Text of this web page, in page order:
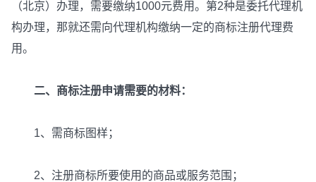
（北京）办理，需要缴纳1000元费用。第2种是委托代理机
构办理，那就还需向代理机构缴纳一定的商标注册代理费
用。
二、商标注册申请需要的材料：
1、需商标图样；
2、注册商标所要使用的商品或服务范围；